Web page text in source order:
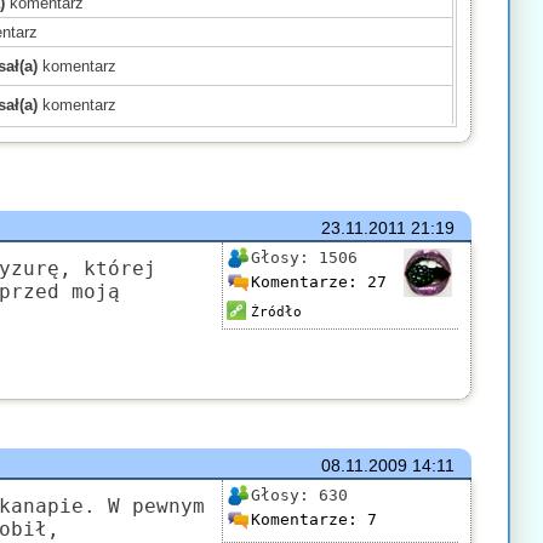
komentarz
komentarz
komentarz
komentarz
komentarz
23.11.2011 21:19
Głosy: 1506
Komentarze: 27
Źródło
której
moją
08.11.200914:11
Głosy: 630
Komentarze: 7
W pewnym